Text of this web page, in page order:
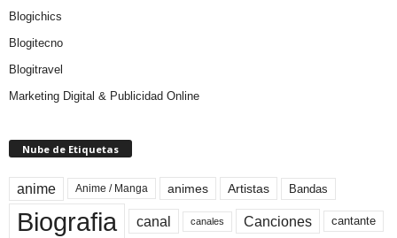
Blogichics
Blogitecno
Blogitravel
Marketing Digital & Publicidad Online
Nube de Etiquetas
anime Anime / Manga animes Artistas Bandas
Biografia canal canales Canciones cantante